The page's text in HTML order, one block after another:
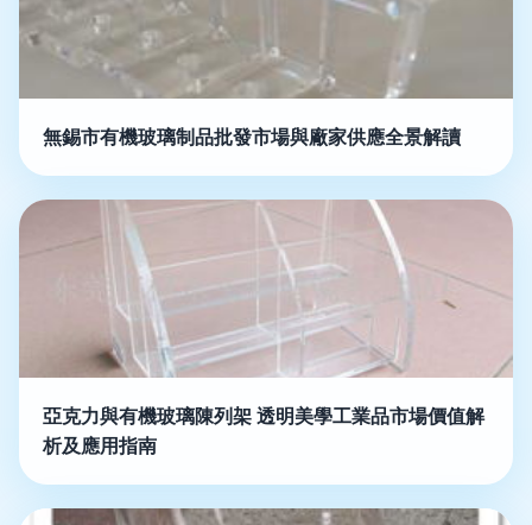
無錫市有機玻璃制品批發市場與廠家供應全景解讀
亞克力與有機玻璃陳列架 透明美學工業品市場價值解
析及應用指南